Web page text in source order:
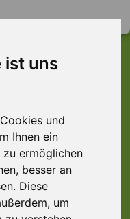
ist uns
und
Ihnen ein
zu ermöglichen
besser an
Diese
um
...
dabei: